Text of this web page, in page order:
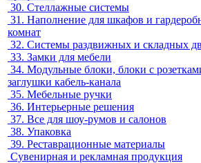
30. Стеллажные системы
31. Наполнение для шкафов и
комнат
32. Системы раздвижных и складных
33. Замки для мебели
34. Модульные блоки, блоки с
заглушки кабель-канала
35. Мебельные ручки
36. Интерьерные решения
37. Все для шоу-румов и салонов
38. Упаковка
39. Реставрационные материалы
Сувенирная и рекламная продукция